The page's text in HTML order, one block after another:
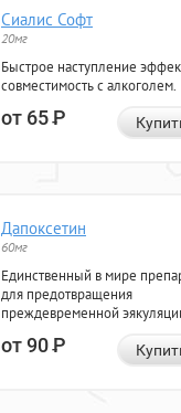
Сиалис Софт
20мг
Быстрое наступление
совместимость с алкоголем.
от 65Р
Дапоксетин
60мг
Единственный в мире
для предотвращения
преждевременной
от 90Р